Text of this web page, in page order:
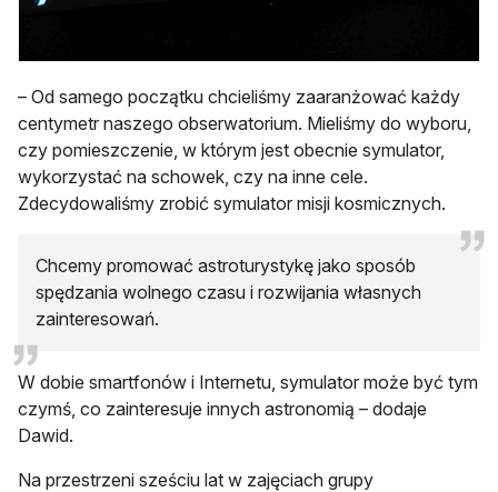
– Od samego początku chcieliśmy zaaranżować każdy
centymetr naszego obserwatorium. Mieliśmy do wyboru,
czy pomieszczenie, w którym jest obecnie symulator,
wykorzystać na schowek, czy na inne cele.
Zdecydowaliśmy zrobić symulator misji kosmicznych.
Chcemy promować astroturystykę jako sposób
spędzania wolnego czasu i rozwijania własnych
zainteresowań.
W dobie smartfonów i Internetu, symulator może być tym
czymś, co zainteresuje innych astronomią – dodaje
Dawid.
Na przestrzeni sześciu lat w zajęciach grupy